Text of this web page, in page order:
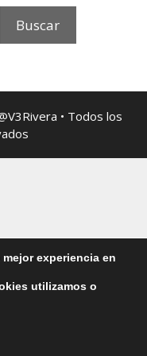
• Todos los
experiencia en
utilizamos o